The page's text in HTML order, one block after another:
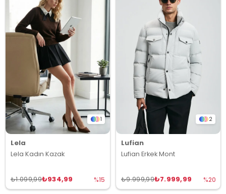
1
Lela
Lela Kadın Kazak
₺934,99
₺1.099,99 %15
2
Lufian
Lufian Erkek Mont
₺7.999,99
₺9.999,99 %20